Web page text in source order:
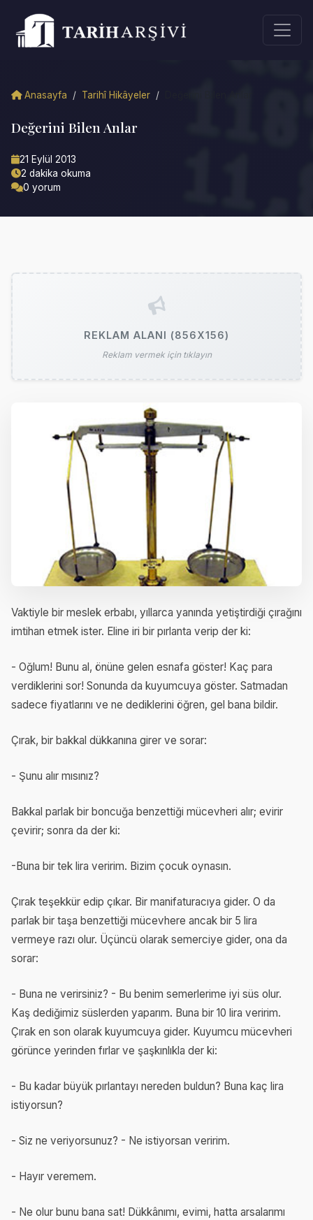
Anasayfa / Tarihî Hikâyeler /
Değerini Bilen Anlar
21 Eylül 2013
2 dakika okuma
0 yorum
REKLAM ALANI (856X156)
Reklam vermek için tıklayın
Vaktiyle bir meslek erbabı, yıllarca yanında yetiştirdiği çırağını
imtihan etmek ister. Eline iri bir pırlanta verip der ki:
- Oğlum! Bunu al, önüne gelen esnafa göster! Kaç para
verdiklerini sor! Sonunda da kuyumcuya göster. Satmadan
sadece fiyatlarını ve ne dediklerini öğren, gel bana bildir.
Çırak, bir bakkal dükkanına girer ve sorar:
- Şunu alır mısınız?
Bakkal parlak bir boncuğa benzettiği mücevheri alır; evirir
çevirir; sonra da der ki:
-Buna bir tek lira veririm. Bizim çocuk oynasın.
Çırak teşekkür edip çıkar. Bir manifaturacıya gider. O da
parlak bir taşa benzettiği mücevhere ancak bir 5 lira
vermeye razı olur. Üçüncü olarak semerciye gider, ona da
sorar:
- Buna ne verirsiniz? - Bu benim semerlerime iyi süs olur.
Kaş dediğimiz süslerden yaparım. Buna bir 10 lira veririm.
Çırak en son olarak kuyumcuya gider. Kuyumcu mücevheri
görünce yerinden fırlar ve şaşkınlıkla der ki:
- Bu kadar büyük pırlantayı nereden buldun? Buna kaç lira
istiyorsun?
- Siz ne veriyorsunuz? - Ne istiyorsan veririm.
- Hayır veremem.
- Ne olur bunu bana sat! Dükkânımı, evimi, hatta arsalarımı